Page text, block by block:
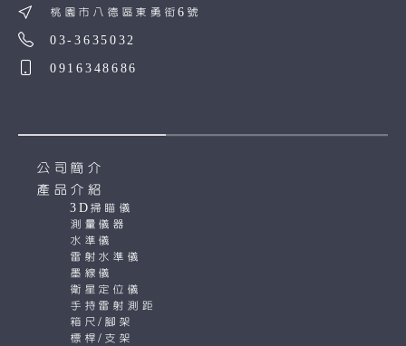
桃園市八德區東勇街6號
03-3635032
0916348686
公司簡介
產品介紹
3D掃瞄儀
測量儀器
水準儀
雷射水準儀
墨線儀
衛星定位儀
手持雷射測距
箱尺/腳架
標桿/支架